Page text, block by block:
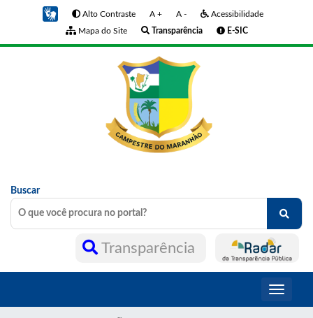
Alto Contraste A + A -
Acessibilidade
Mapa do Site
Transparência E-SIC
Buscar
Transparência
Toggle